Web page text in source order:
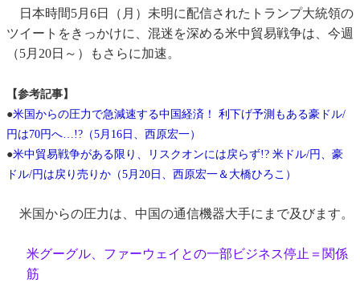
日本時間5月6日（月）未明に配信されたトランプ大統領の
ツイートをきっかけに、混迷を深める米中貿易戦争は、今週
（5月20日～）もさらに加速。
【参考記事】
●米国からの圧力で急減速する中国経済！ 利下げ予測もある豪ドル/
円は70円へ…!?（5月16日、西原宏一）
●米中貿易戦争がある限り、リスクオンには戻らず!? 米ドル/円、豪
ドル/円は戻り売りか（5月20日、西原宏一＆大橋ひろこ）
米国からの圧力は、中国の通信機器大手にまで及びます。
米グーグル、ファーウェイとの一部ビジネス停止＝関係
筋